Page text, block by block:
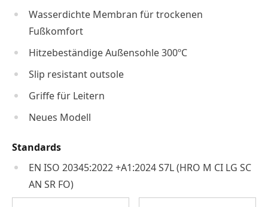
Wasserdichte Membran für trockenen
Fußkomfort
Hitzebeständige Außensohle 300ºC
Slip resistant outsole
Griffe für Leitern
Neues Modell
Standards
EN ISO 20345:2022 +A1:2024 S7L (HRO M CI LG SC
AN SR FO)